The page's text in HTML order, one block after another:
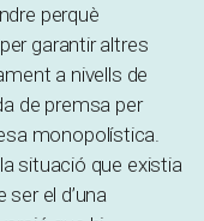
perquè
garantir altres
a nivells de
de premsa per
monopolística.
situació que existia
el d’una